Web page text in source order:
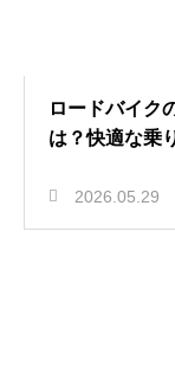
ロードバイク
は？快適な乗
2026.05.29